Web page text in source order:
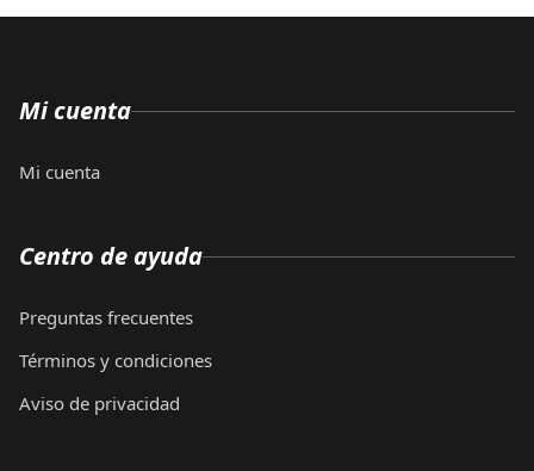
Mi cuenta
Mi cuenta
Centro de ayuda
Preguntas frecuentes
Términos y condiciones
Aviso de privacidad